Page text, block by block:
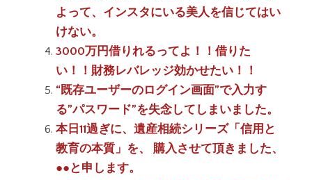
よって、インスタにいる美人を信じてはい
けない。
3000万円借りれるってよ！！借りた
い！！財務レバレッジ効かせたい！！
“既存ユーザーのログイン画面”で入力す
る”パスワード”を失念してしまいました。
本日11過ぎに、遺産相続シリーズ「信用と
教育の本質」を、 購入させて頂きました、
●●と申します。